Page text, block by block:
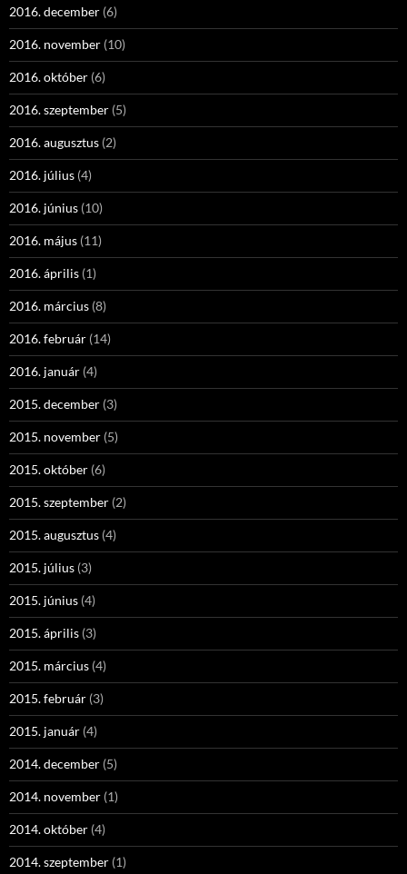
2016. december (6)
2016. november (10)
2016. október (6)
2016. szeptember (5)
2016. augusztus (2)
2016. július (4)
2016. június (10)
2016. május (11)
2016. április (1)
2016. március (8)
2016. február (14)
2016. január (4)
2015. december (3)
2015. november (5)
2015. október (6)
2015. szeptember (2)
2015. augusztus (4)
2015. július (3)
2015. június (4)
2015. április (3)
2015. március (4)
2015. február (3)
2015. január (4)
2014. december (5)
2014. november (1)
2014. október (4)
2014. szeptember (1)